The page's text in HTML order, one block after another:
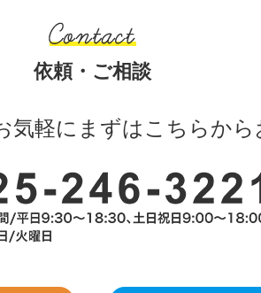
依頼・ご相談
気軽に まずはこちらから